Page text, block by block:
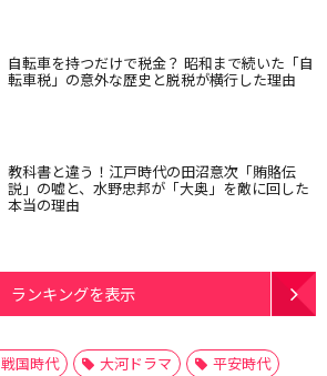
自転車を持つだけで税金？ 昭和まで続いた「自
転車税」の意外な歴史と脱税が横行した理由
教科書と違う！江戸時代の田沼意次「賄賂伝
説」の嘘と、水野忠邦が「大奥」を敵に回した
本当の理由
ランキングを表示
戦国時代 大河ドラマ
平安時代